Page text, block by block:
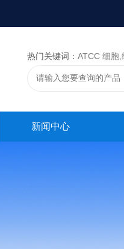
热门关键词： ATCC 细胞,细胞系,细胞株,肿瘤细胞,
新闻中心